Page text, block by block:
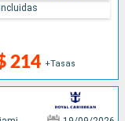
214 +Tasas